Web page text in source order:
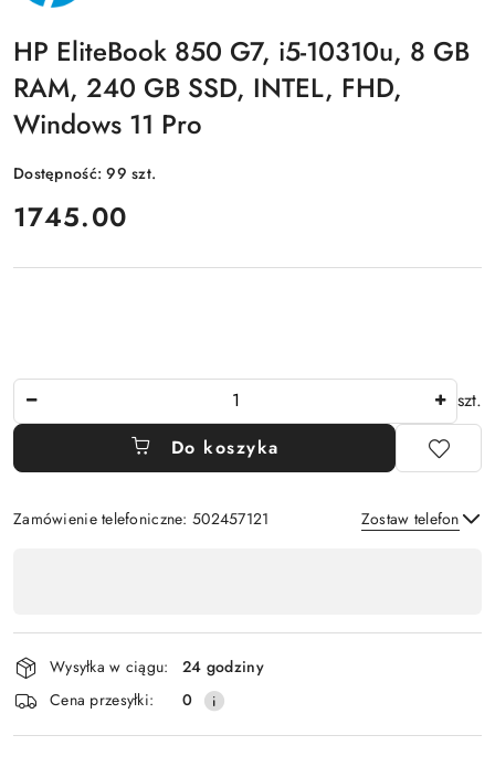
HP EliteBook 850 G7, i5-10310u, 8 GB
RAM, 240 GB SSD, INTEL, FHD,
Windows 11 Pro
Dostępność:99szt.
cena:
1745.00
szt.
Do koszyka
Zamówienie telefoniczne: 502457121 Zostaw telefon
płatność
i
dostawa
Wysyłka w ciągu:
24 godziny
Cena przesyłki:
0